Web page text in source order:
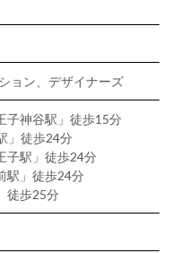
ョン、デザイナーズ
子神谷駅」徒歩15分
」徒歩24分
子駅」徒歩24分
駅」徒歩24分
徒歩25分